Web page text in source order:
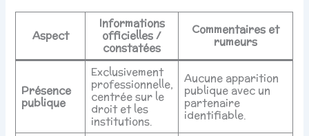
Aspect
Informations
officielles /
constatées
Commentaires et
rumeurs
Présence
publique
Exclusivement
professionnelle,
centrée sur le
droit et les
institutions.
Aucune apparition
publique avec un
partenaire
identifiable.